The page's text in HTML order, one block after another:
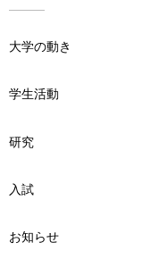
大学の動き
学生活動
研究
入試
お知らせ